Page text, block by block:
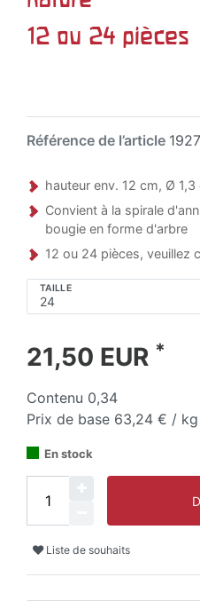
12 ou 24 pièces
Référence de l’article 1927
hauteur env. 12 cm, Ø 1,3
Convient à la spirale
bougie en forme d'arbre
12 ou 24 pièces, veuillez
TAILLE
21,50 EUR *
Contenu 0,34
Prix de base 63,24 € / kg
En stock
Liste de souhaits